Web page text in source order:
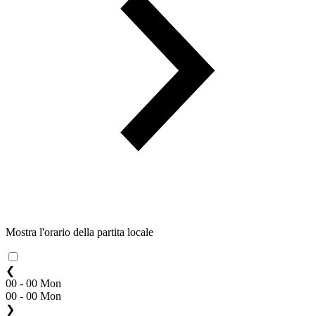
Mostra l'orario della partita locale
❮
00 - 00 Mon
00 - 00 Mon
❯